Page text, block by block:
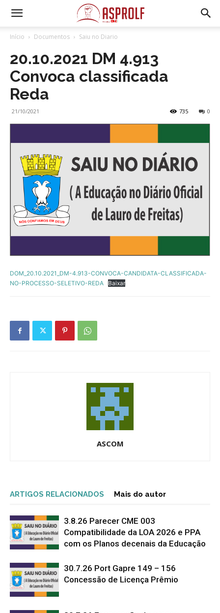
Início Documentos Saiu no Diario
20.10.2021 DM 4.913
Convoca classificada
Reda
21/10/2021 0
735
DOM_20.10.2021_DM-4.913-CONVOCA-CANDIDATA-CLASSIFICADA-
NO-PROCESSO-SELETIVO-REDA
Baixar
ASCOM
ARTIGOS RELACIONADOS Mais do autor
3.8.26 Parecer CME 003
Compatibilidade da LOA 2026 e PPA
com os Planos decenais da Educação
30.7.26 Port Gapre 149 – 156
Concessão de Licença Prêmio